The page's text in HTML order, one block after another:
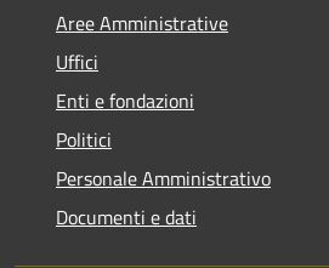
Aree Amministrative
Uffici
Enti e fondazioni
Politici
Personale Amministrativo
Documenti e dati